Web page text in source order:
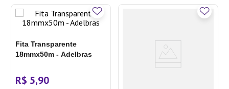
Fita Transparente
18mmx50m - Adelbras
R$ 5,90